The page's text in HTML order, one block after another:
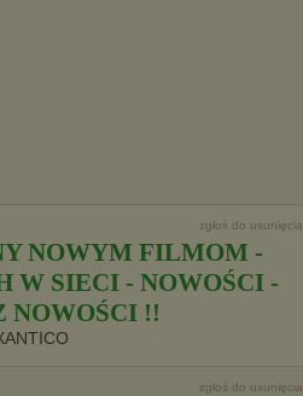
zgłoś do usunięcia
NOWYM FILMOM -
W SIECI - NOWOŚCI -
NOWOŚCI !!
zgłoś do usunięcia